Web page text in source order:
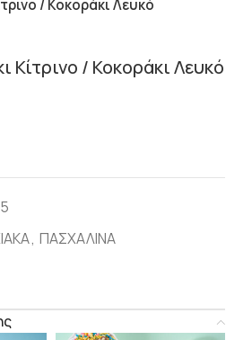
/ Κοκοράκι Λευκό
Κίτρινο / Κοκοράκι Λευκό
, ΠΑΣΧΑΛΙΝΑ